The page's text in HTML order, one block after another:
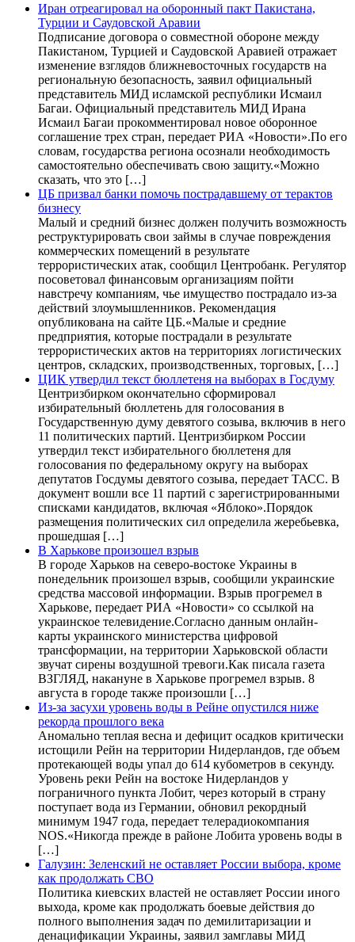
Иран отреагировал на оборонный пакт Пакистана,
Турции и Саудовской Аравии
Подписание договора о совместной обороне между
Пакистаном, Турцией и Саудовской Аравией отражает
изменение взглядов ближневосточных государств на
региональную безопасность, заявил официальный
представитель МИД исламской республики Исмаил
Багаи. Официальный представитель МИД Ирана
Исмаил Багаи прокомментировал новое оборонное
соглашение трех стран, передает РИА «Новости».По его
словам, государства региона осознали необходимость
самостоятельно обеспечивать свою защиту.«Можно
сказать, что это […]
ЦБ призвал банки помочь пострадавшему от терактов
бизнесу
Малый и средний бизнес должен получить возможность
реструктурировать свои займы в случае повреждения
коммерческих помещений в результате
террористических атак, сообщил Центробанк. Регулятор
посоветовал финансовым организациям пойти
навстречу компаниям, чье имущество пострадало из-за
действий злоумышленников. Рекомендация
опубликована на сайте ЦБ.«Малые и средние
предприятия, которые пострадали в результате
террористических актов на территориях логистических
центров, складских, производственных, торговых, […]
ЦИК утвердил текст бюллетеня на выборах в Госдуму
Центризбирком окончательно сформировал
избирательный бюллетень для голосования в
Государственную думу девятого созыва, включив в него
11 политических партий. Центризбирком России
утвердил текст избирательного бюллетеня для
голосования по федеральному округу на выборах
депутатов Госдумы девятого созыва, передает ТАСС. В
документ вошли все 11 партий с зарегистрированными
списками кандидатов, включая «Яблоко».Порядок
размещения политических сил определила жеребьевка,
прошедшая […]
В Харькове произошел взрыв
В городе Харьков на северо-востоке Украины в
понедельник произошел взрыв, сообщили украинские
средства массовой информации. Взрыв прогремел в
Харькове, передает РИА «Новости» со ссылкой на
украинское телевидение.Согласно данным онлайн-
карты украинского министерства цифровой
трансформации, на территории Харьковской области
звучат сирены воздушной тревоги.Как писала газета
ВЗГЛЯД, накануне в Харькове прогремел взрыв. 8
августа в городе также произошли […]
Из-за засухи уровень воды в Рейне опустился ниже
рекорда прошлого века
Аномально теплая весна и дефицит осадков критически
истощили Рейн на территории Нидерландов, где объем
протекающей воды упал до 614 кубометров в секунду.
Уровень реки Рейн на востоке Нидерландов у
пограничного пункта Лобит, через который в страну
поступает вода из Германии, обновил рекордный
минимум 1947 года, передает телерадиокомпания
NOS.«Никогда прежде в районе Лобита уровень воды в
[…]
Галузин: Зеленский не оставляет России выбора, кроме
как продолжать СВО
Политика киевских властей не оставляет России иного
выхода, кроме как продолжать боевые действия до
полного выполнения задач по демилитаризации и
денацификации Украины, заявил замглавы МИД